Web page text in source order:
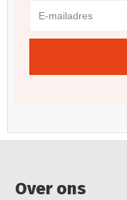
Over ons